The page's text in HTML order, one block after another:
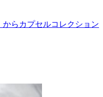
からカプセルコレクション